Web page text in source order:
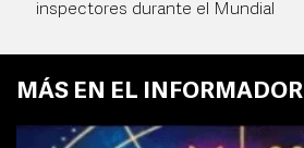
inspectores durante el Mundial
MÁS EN EL INFORMADOR